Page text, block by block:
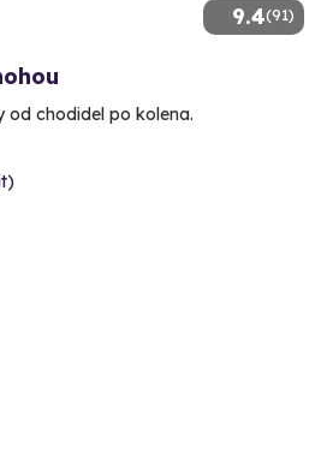
9.4(91)
od chodidel po kolena.